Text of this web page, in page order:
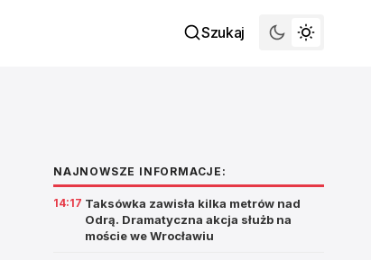
Szukaj
NAJNOWSZE INFORMACJE:
14:17 Taksówka zawisła kilka metrów nad
Odrą. Dramatyczna akcja służb na
moście we Wrocławiu